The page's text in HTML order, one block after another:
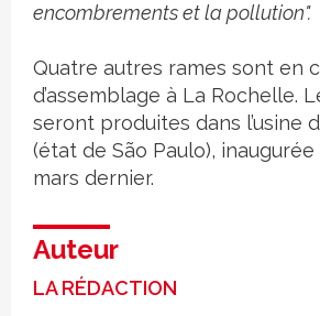
encombrements et la pollution".
Quatre autres rames sont en
d’assemblage à La Rochelle.
seront produites dans l’usine
(état de São Paulo),
mars dernier.
Auteur
LA RÉDACTION